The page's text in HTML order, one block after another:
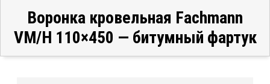
Воронка кровельная Fachmann
VM/H 110×450 — битумный фартук